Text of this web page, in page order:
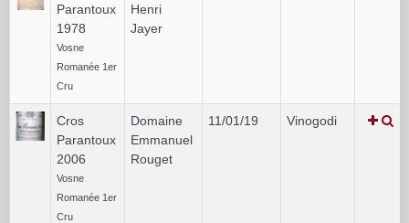
Parantoux
1978
Vosne
Romanée 1er
Cru
Henri
Jayer
Cros
Parantoux
2006
Vosne
Romanée 1er
Cru
Domaine
Emmanuel
Rouget
11/01/19 Vinogodi